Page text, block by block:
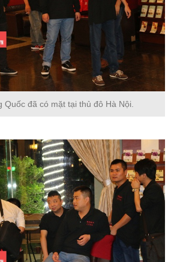
Quốc đã có mặt tại thủ đô Hà Nội.